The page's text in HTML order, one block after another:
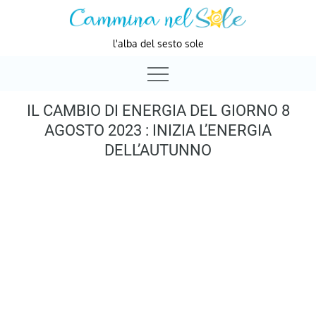
l'alba del sesto sole
IL CAMBIO DI ENERGIA DEL GIORNO 8
AGOSTO 2023 : INIZIA L’ENERGIA
DELL’AUTUNNO